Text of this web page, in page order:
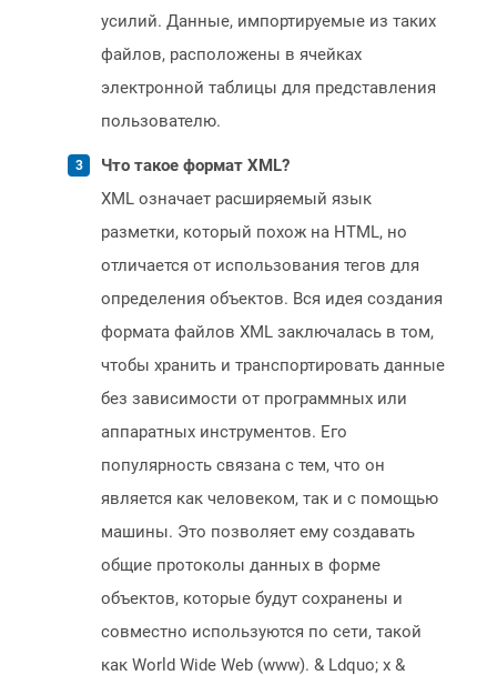
усилий. Данные, импортируемые из таких
файлов, расположены в ячейках
электронной таблицы для представления
пользователю.
Что такое формат XML?
XML означает расширяемый язык
разметки, который похож на HTML, но
отличается от использования тегов для
определения объектов. Вся идея создания
формата файлов XML заключалась в том,
чтобы хранить и транспортировать данные
без зависимости от программных или
аппаратных инструментов. Его
популярность связана с тем, что он
является как человеком, так и с помощью
машины. Это позволяет ему создавать
общие протоколы данных в форме
объектов, которые будут сохранены и
совместно используются по сети, такой
как World Wide Web (www). & Ldquo; x &